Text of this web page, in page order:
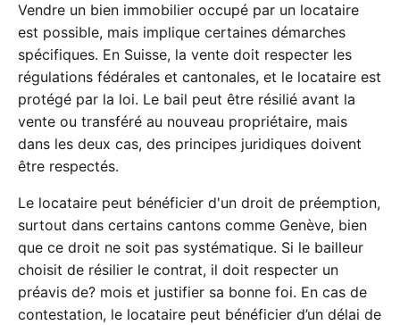
Vendre un bien immobilier occupé par un locataire
est possible, mais implique certaines démarches
spécifiques. En Suisse, la vente doit respecter les
régulations fédérales et cantonales, et le locataire est
protégé par la loi. Le bail peut être résilié avant la
vente ou transféré au nouveau propriétaire, mais
dans les deux cas, des principes juridiques doivent
être respectés.
Le locataire peut bénéficier d'un droit de préemption,
surtout dans certains cantons comme Genève, bien
que ce droit ne soit pas systématique. Si le bailleur
choisit de résilier le contrat, il doit respecter un
préavis de? mois et justifier sa bonne foi. En cas de
contestation, le locataire peut bénéficier d’un délai de